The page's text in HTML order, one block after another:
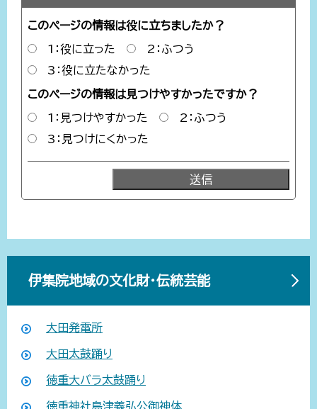
このページの情報は役に立ちましたか？
1：役に立った
2：ふつう
3：役に立たなかった
このページの情報は見つけやすかったですか？
1：見つけやすかった
2：ふつう
3：見つけにくかった
伊集院地域の文化財・伝統芸能
大田発電所
大田太鼓踊り
徳重大バラ太鼓踊り
徳重神社島津義弘公御神体